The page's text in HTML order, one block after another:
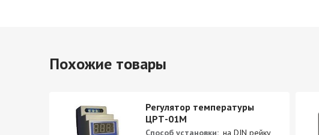
Похожие товары
Регулятор температуры
ЦРТ-01М
Способ установки: на DIN рейку